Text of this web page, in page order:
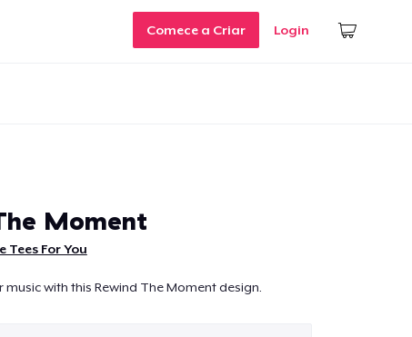
Comece a Criar Login
Moment
Tees For You
music with this Rewind The Moment design.